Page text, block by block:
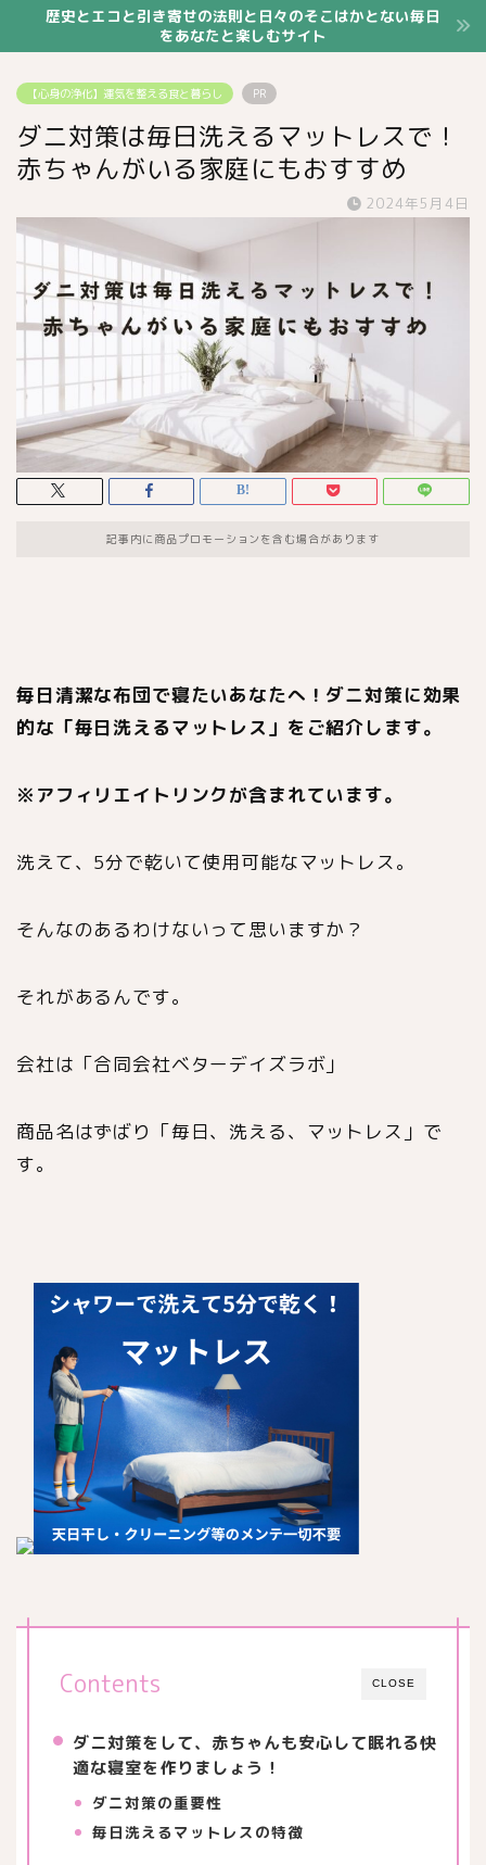
歴史とエコと引き寄せの法則と日々のそこはかとない毎日
をあなたと楽しむサイト
【心身の浄化】運気を整える食と暮らし PR
ダニ対策は毎日洗えるマットレスで！
赤ちゃんがいる家庭にもおすすめ
2024年5月4日
記事内に商品プロモーションを含む場合があります
毎日清潔な布団で寝たいあなたへ！ダニ対策に効果
的な「毎日洗えるマットレス」をご紹介します。
※ アフィリエイトリンクが含まれています。
洗えて、5分で乾いて使用可能なマットレス。
そんなのあるわけないって思いますか？
それがあるんです。
会社は「合同会社ベターデイズラボ」
商品名はずばり「毎日、洗える、マットレス」で
す。
CLOSE
Contents
ダニ対策をして、赤ちゃんも安心して眠れる快
適な寝室を作りましょう！
ダニ対策の重要性
毎日洗えるマットレスの特徴